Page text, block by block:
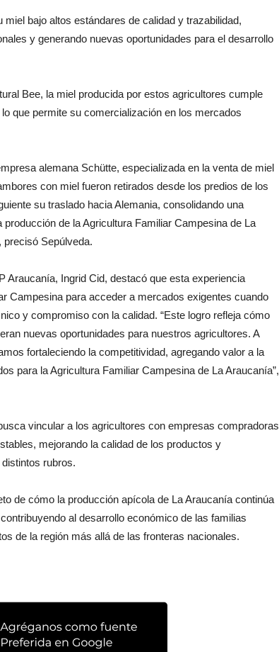
bajo altos estándares de calidad y trazabilidad,
y generando nuevas oportunidades para el desarrollo
Bee, la miel producida por estos agricultores cumple
que permite su comercialización en los mercados
alemana Schütte, especializada en la venta de miel
con miel fueron retirados desde los predios de los
su traslado hacia Alemania, consolidando una
de la Agricultura Familiar Campesina de La
precisó Sepúlveda.
Araucanía, Ingrid Cid, destacó que esta experiencia
Campesina para acceder a mercados exigentes cuando
y compromiso con la calidad. “Este logro refleja cómo
nuevas oportunidades para nuestros agricultores. A
fortaleciendo la competitividad, agregando valor a la
para la Agricultura Familiar Campesina de La Araucanía”,
vincular a los agricultores con empresas compradoras
mejorando la calidad de los productos y
rubros.
de cómo la producción apícola de La Araucanía continúa
al desarrollo económico de las familias
de la región más allá de las fronteras nacionales.